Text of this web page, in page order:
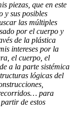
piezas, que en este
y sus posibles
las múltiples
por el cuerpo y
de la plástica
intereses por la
el cuerpo, el
a la parte sistémica
lógicas del
para
de estos